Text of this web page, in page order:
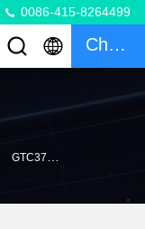
0086-415-8264499
Charlar
GTC3782 Turbo 11R-1945 11R1945 457-3636 4573636 809698-5011 809698-0011 809698-5011S 809698-0007 809698-5007 809698-5007S Turbocompresor Para Excavadora 336GC 329F Con Motor C7.1